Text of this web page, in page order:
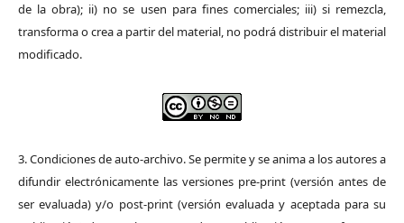
de la obra); ii) no se usen para fines comerciales; iii) si remezcla,
transforma o crea a partir del material, no podrá distribuir el material
modificado.
3. Condiciones de auto-archivo. Se permite y se anima a los autores a
difundir electrónicamente las versiones pre-print (versión antes de
ser evaluada) y/o post-print (versión evaluada y aceptada para su